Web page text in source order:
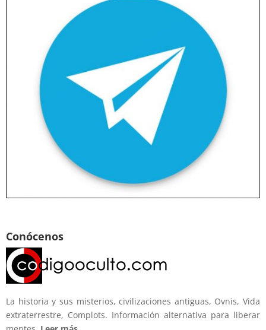
Conócenos
La historia y sus misterios, civilizaciones antiguas, Ovnis, Vida
extraterrestre, Complots. Información alternativa para liberar